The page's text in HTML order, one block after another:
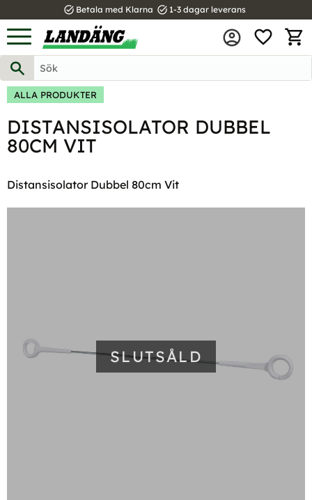
Meny
task_alt Betala med Klarna task_alt 1-3 dagar leverans
ALLA PRODUKTER
DISTANSISOLATOR DUBBEL
80CM VIT
Distansisolator Dubbel 80cm Vit
SLUTSÅLD